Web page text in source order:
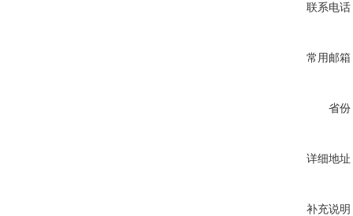
联系电话
常用邮箱
省份
详细地址
补充说明